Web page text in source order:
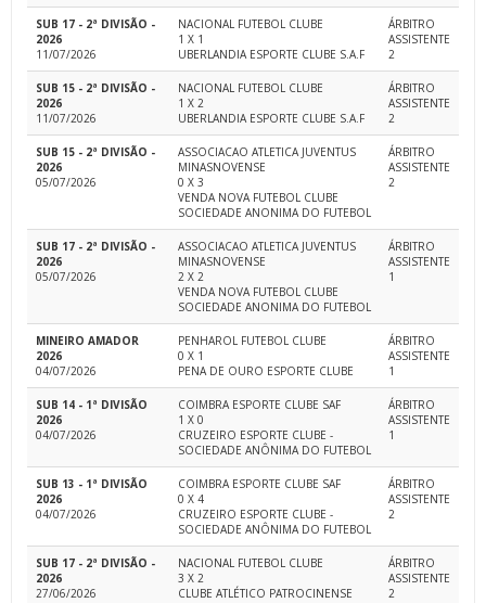
SUB 17 - 2ª DIVISÃO -
2026
11/07/2026
NACIONAL FUTEBOL CLUBE
1 X 1
UBERLANDIA ESPORTE CLUBE S.A.F
ÁRBITRO
ASSISTENTE
2
SUB 15 - 2ª DIVISÃO -
2026
11/07/2026
NACIONAL FUTEBOL CLUBE
1 X 2
UBERLANDIA ESPORTE CLUBE S.A.F
ÁRBITRO
ASSISTENTE
2
SUB 15 - 2ª DIVISÃO -
2026
05/07/2026
ASSOCIACAO ATLETICA JUVENTUS
MINASNOVENSE
0 X 3
VENDA NOVA FUTEBOL CLUBE
SOCIEDADE ANONIMA DO FUTEBOL
ÁRBITRO
ASSISTENTE
2
SUB 17 - 2ª DIVISÃO -
2026
05/07/2026
ASSOCIACAO ATLETICA JUVENTUS
MINASNOVENSE
2 X 2
VENDA NOVA FUTEBOL CLUBE
SOCIEDADE ANONIMA DO FUTEBOL
ÁRBITRO
ASSISTENTE
1
MINEIRO AMADOR
2026
04/07/2026
PENHAROL FUTEBOL CLUBE
0 X 1
PENA DE OURO ESPORTE CLUBE
ÁRBITRO
ASSISTENTE
1
SUB 14 - 1ª DIVISÃO
2026
04/07/2026
COIMBRA ESPORTE CLUBE SAF
1 X 0
CRUZEIRO ESPORTE CLUBE -
SOCIEDADE ANÔNIMA DO FUTEBOL
ÁRBITRO
ASSISTENTE
1
SUB 13 - 1ª DIVISÃO
2026
04/07/2026
COIMBRA ESPORTE CLUBE SAF
0 X 4
CRUZEIRO ESPORTE CLUBE -
SOCIEDADE ANÔNIMA DO FUTEBOL
ÁRBITRO
ASSISTENTE
2
SUB 17 - 2ª DIVISÃO -
2026
27/06/2026
NACIONAL FUTEBOL CLUBE
3 X 2
CLUBE ATLÉTICO PATROCINENSE
ÁRBITRO
ASSISTENTE
2